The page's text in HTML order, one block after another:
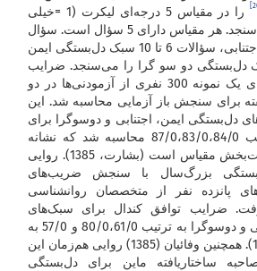
را در مقیاس 5 درجه‌ای لیکرت (1 =خیلی
کم تا 5=خیلی زیاد) می‌سنجد. هر مقیاس دارای 5 سؤال است. سؤال
1 تا 5 سبک دل‌بستگی اجتنابی، سؤالات 6 تا 10 سبک دل‌بستگی ایمن
11 تا 15 سبک دل‌بستگی دو سو گرا را می‌سنجد. ضرایب
همبستگی میان نمره‌های یک نمونه 300 نفری از آزمودنی‌ها در دو
برای سنجش باز آزمایی محاسبه شد. این
دل‌بستگی ایمن، اجتنابی و دوسوگرا برای
کل آزمودنی‌ها به ترتیب 87/0،83/0،84/0 محاسبه شد که نشانه
اعتبار باز آزمایی رضایت‌بخش مقیاس است (بشارت، 1385). روایی
بزرگ‌سال با سنجش ضریب‌های
پانزده نفر از متخصصان روانشناسی
ضرایب توافق کندال برای سبک‌های
دل‌بستگی ایمن، اجتنابی و دوسوگرا به ترتیب 80/0،61/0 و 57/0 به
دست آمد (بشارت،1391). همچنین وفائیان (1385) روایی هم‌زمان این
ساختاریافته ماین برای دل‌بستگی